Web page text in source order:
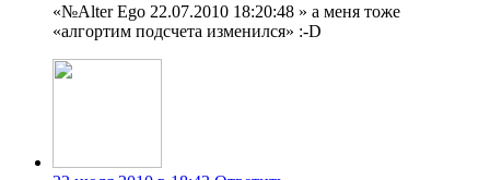
«№Alter Ego 22.07.2010 18:20:48 » а меня тоже
«алгортим подсчета изменился» :-D